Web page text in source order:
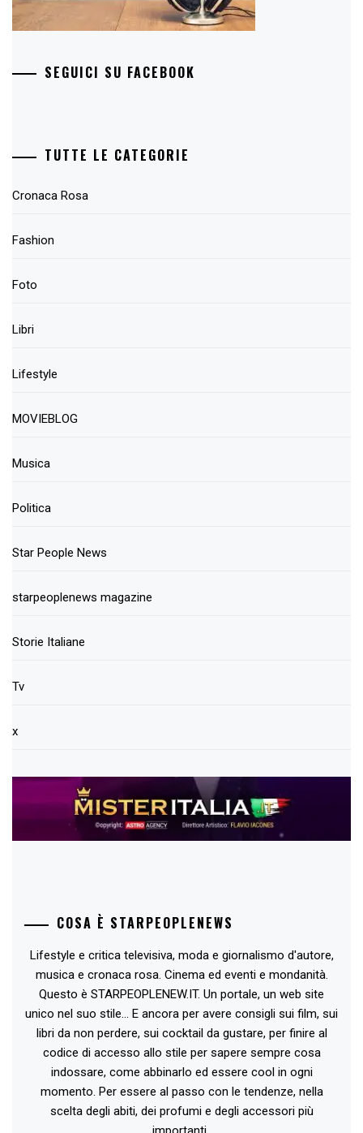
SEGUICI SU FACEBOOK
TUTTE LE CATEGORIE
Cronaca Rosa
Fashion
Foto
Libri
Lifestyle
MOVIEBLOG
Musica
Politica
Star People News
starpeoplenews magazine
Storie Italiane
Tv
x
COSA È STARPEOPLENEWS
Lifestyle e critica televisiva, moda e giornalismo d'autore,
musica e cronaca rosa. Cinema ed eventi e mondanità.
Questo è STARPEOPLENEW.IT. Un portale, un web site
unico nel suo stile... E ancora per avere consigli sui film, sui
libri da non perdere, sui cocktail da gustare, per finire al
codice di accesso allo stile per sapere sempre cosa
indossare, come abbinarlo ed essere cool in ogni
momento. Per essere al passo con le tendenze, nella
scelta degli abiti, dei profumi e degli accessori più